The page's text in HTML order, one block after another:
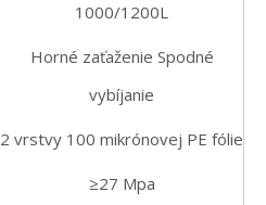
1000/1200L
Horné zaťaženie Spodné
vybíjanie
2 vrstvy 100 mikrónovej PE fólie
≥27 Mpa